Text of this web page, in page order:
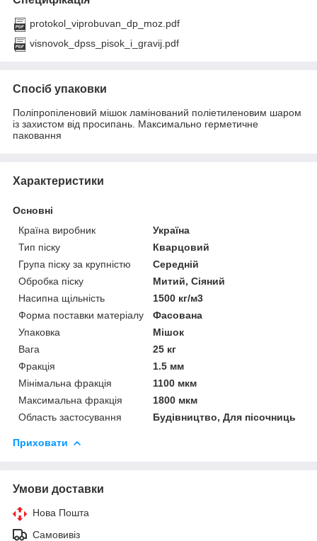
protokol_viprobuvan_dp_moz.pdf
visnovok_dpss_pisok_i_gravij.pdf
Спосіб упаковки
Поліпропіленовий мішок ламінований поліетиленовим шаром
із захистом від просипань. Максимально герметичне
паковання
Характеристики
Основні
Країна виробник
Україна
Тип піску
Кварцовий
Група піску за крупністю
Середній
Обробка піску
Митий, Сіяний
Насипна щільність
1500 кг/м3
Форма поставки матеріалу
Фасована
Упаковка
Мішок
Вага
25 кг
Фракція
1.5 мм
Мінімальна фракція
1100 мкм
Максимальна фракція
1800 мкм
Область застосування
Будівництво, Для пісочниць
Приховати
Умови доставки
Нова Пошта
Самовивіз